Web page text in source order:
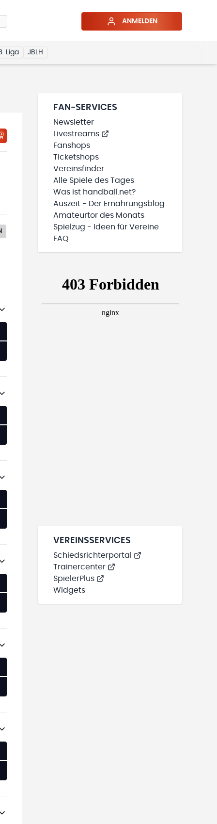
ANMELDEN
Liga JBLH
FAN-SERVICES
Newsletter
Livestreams
Fanshops
Ticketshops
Vereinsfinder
Alle Spiele des Tages
Was ist handball.net?
Auszeit - Der Ernährungsblog
Amateurtor des Monats
Spielzug - Ideen für Vereine
FAQ
VEREINSSERVICES
Schiedsrichterportal
Trainercenter
SpielerPlus
Widgets